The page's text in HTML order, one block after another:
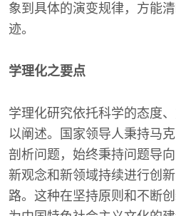
象到具体的演变规律，方能
迹。
学理化之要点
学理化研究依托科学的态度
以阐述。国家领导人秉持马
剖析问题，始终秉持问题导
新观念和新领域持续进行创
路。这种在坚持原则和不断